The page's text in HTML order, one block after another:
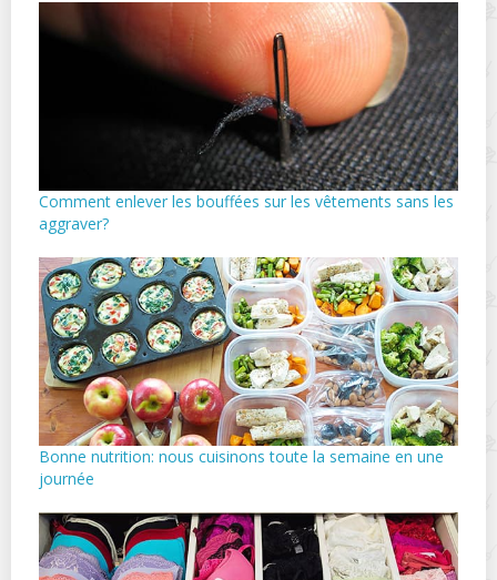
Comment enlever les bouffées sur les vêtements sans les
aggraver?
Bonne nutrition: nous cuisinons toute la semaine en une
journée